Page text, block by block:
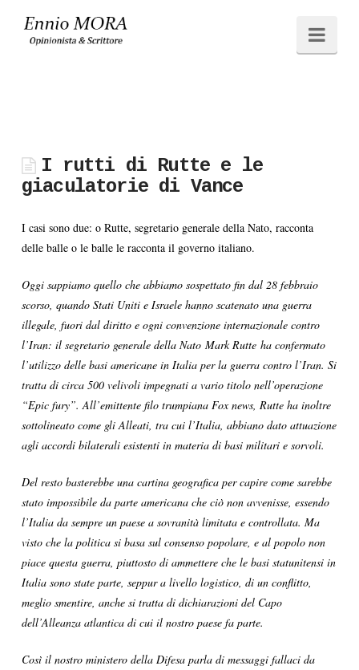
Ennio
I rutti di Rutte e le
giaculatorie di Vance
I casi sono due: o Rutte, segretario generale della Nato, racconta
delle balle o le balle le racconta il governo italiano.
Oggi sappiamo quello che abbiamo sospettato fin dal 28 febbraio
scorso, quando Stati Uniti e Israele hanno scatenato una guerra
illegale, fuori dal diritto e ogni convenzione internazionale contro
l’Iran: il segretario generale della Nato Mark Rutte ha confermato
l’utilizzo delle basi americane in Italia per la guerra contro l’Iran. Si
tratta di circa 500 velivoli impegnati a vario titolo nell’operazione
“Epic fury”. All’emittente filo trumpiana Fox news, Rutte ha inoltre
sottolineato come gli Alleati, tra cui l’Italia, abbiano dato attuazione
agli accordi bilaterali esistenti in materia di basi militari e sorvoli.
Del resto basterebbe una cartina geografica per capire come sarebbe
stato impossibile da parte americana che ciò non avvenisse, essendo
l’Italia da sempre un paese a sovranità limitata e controllata. Ma
visto che la politica si basa sul consenso popolare, e al popolo non
piace questa guerra, piuttosto di ammettere che le basi statunitensi in
Italia sono state parte, seppur a livello logistico, di un conflitto,
meglio smentire, anche si tratta di dichiarazioni del Capo
dell’Alleanza atlantica di cui il nostro paese fa parte.
Così il nostro ministero della Difesa parla di messaggi fallaci da